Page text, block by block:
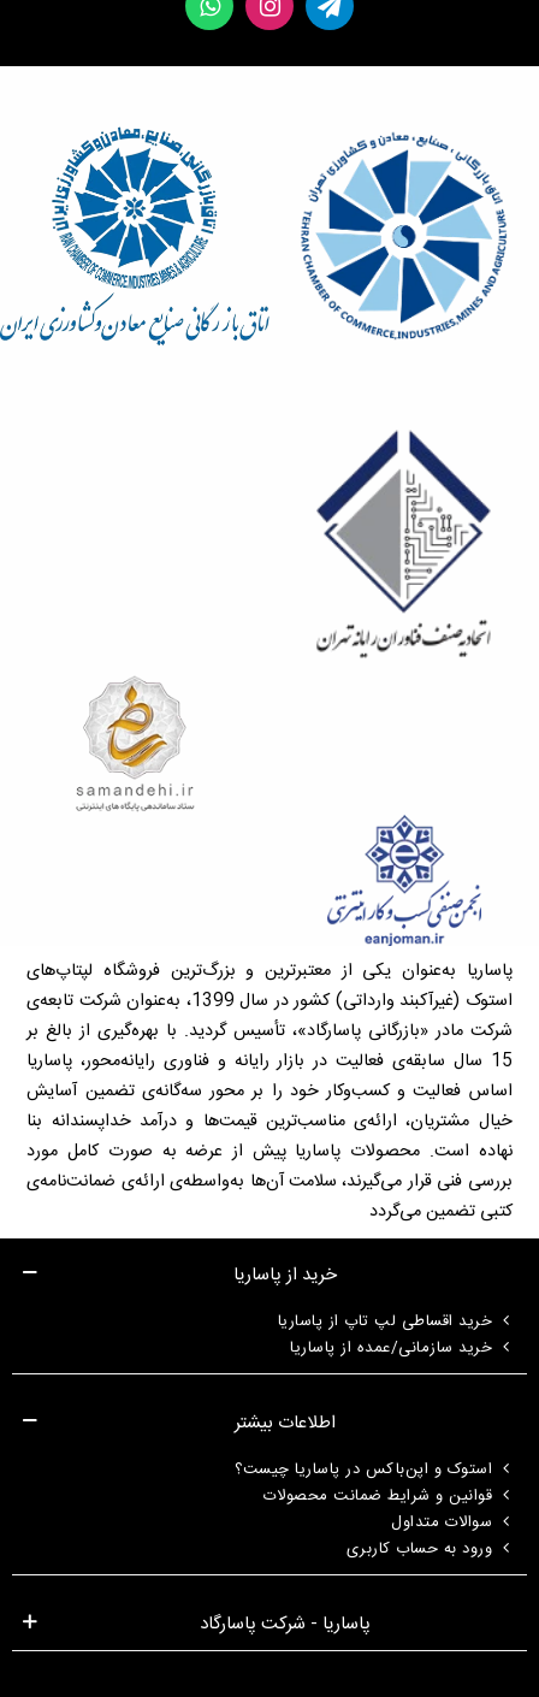
پاساریا به‌عنوان یکی از معتبرترین و بزرگ‌ترین فروشگاه لپتاپ‌های
استوک (غیرآکبند وارداتی) کشور در سال 1399، به‌عنوان شرکت تابعه‌ی
شرکت مادر «بازرگانی پاسارگاد»، تأسیس گردید. با بهره‌گیری از بالغ بر
15 سال سابقه‌ی فعالیت در بازار رایانه و فناوری رایانه‌محور، پاساریا
اساس فعالیت و کسب‌وکار خود را بر محور سه‌گانه‌ی تضمین آسایش
خیال مشتریان، ارائه‌ی مناسب‌ترین قیمت‌ها و درآمد خداپسندانه بنا
نهاده است. محصولات پاساریا پیش از عرضه به صورت کامل مورد
بررسی فنی قرار می‌گیرند، سلامت آن‌ها به‌واسطه‌ی ارائه‌ی ضمانت‌نامه‌ی
کتبی تضمین می‌گردد
خرید از پاساریا
خرید اقساطی لپ تاپ از پاساریا
خرید سازمانی/عمده از پاساریا
اطلاعات بیشتر
استوک و اپن‌باکس در پاساریا چیست؟
قوانین و شرایط ضمانت محصولات
سوالات متداول
ورود به حساب کاربری
پاساریا - شرکت پاسارگاد